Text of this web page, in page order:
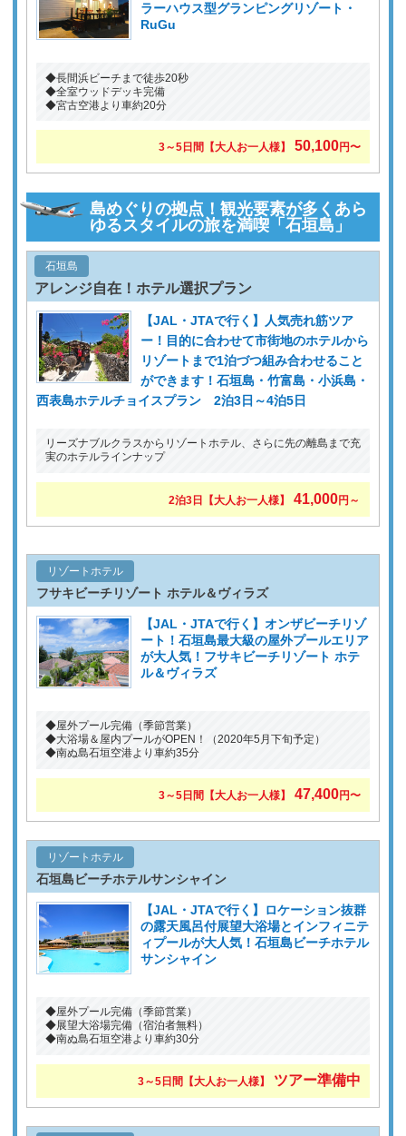
ラーハウス型グランピングリゾート・
RuGu
◆長間浜ビーチまで徒歩20秒
◆全室ウッドデッキ完備
◆宮古空港より車約20分
3～5日間【大人お一人様】 50,100円〜
島めぐりの拠点！観光要素が多くあら
ゆるスタイルの旅を満喫「石垣島」
石垣島
アレンジ自在！ホテル選択プラン
【JAL・JTAで行く】人気売れ筋ツア
ー！目的に合わせて市街地のホテルから
リゾートまで1泊づつ組み合わせること
ができます！石垣島・竹富島・小浜島・
西表島ホテルチョイスプラン 2泊3日～4泊5日
リーズナブルクラスからリゾートホテル、さらに先の離島まで充
実のホテルラインナップ
2泊3日【大人お一人様】 41,000円～
リゾートホテル
フサキビーチリゾート ホテル＆ヴィラズ
【JAL・JTAで行く】オンザビーチリゾ
ート！石垣島最大級の屋外プールエリア
が大人気！フサキビーチリゾート ホテ
ル＆ヴィラズ
◆屋外プール完備（季節営業）
◆大浴場＆屋内プールがOPEN！（2020年5月下旬予定）
◆南ぬ島石垣空港より車約35分
3～5日間【大人お一人様】 47,400円〜
リゾートホテル
石垣島ビーチホテルサンシャイン
【JAL・JTAで行く】ロケーション抜群
の露天風呂付展望大浴場とインフィニテ
ィプールが大人気！石垣島ビーチホテル
サンシャイン
◆屋外プール完備（季節営業）
◆展望大浴場完備（宿泊者無料）
◆南ぬ島石垣空港より車約30分
3～5日間【大人お一人様】 ツアー準備中